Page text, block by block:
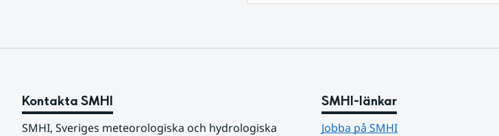
Kontakta SMHI
SMHI, Sveriges meteorologiska och hydrologiska
SMHI-länkar
Jobba på SMHI